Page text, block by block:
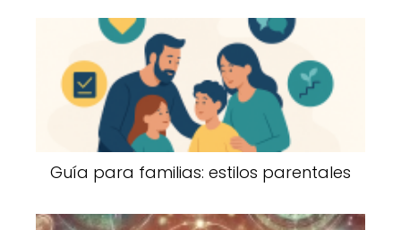
Guía para familias: estilos parentales